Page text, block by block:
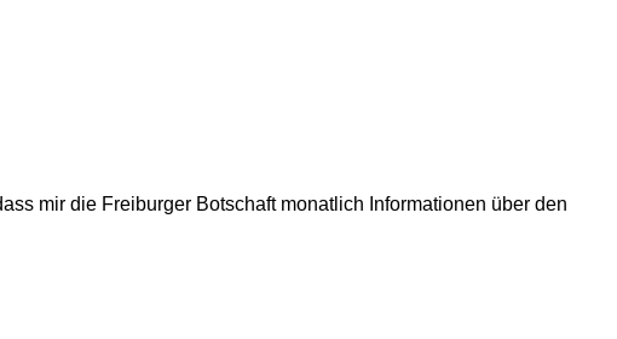
mir die Freiburger Botschaft monatlich Informationen über den